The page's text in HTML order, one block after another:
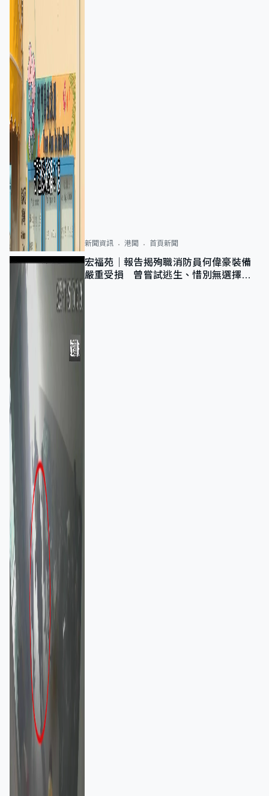
新聞資訊 港聞 首頁新聞
宏福苑｜報告揭殉職消防員何偉豪裝備
嚴重受損 曾嘗試逃生、惜別無選擇下